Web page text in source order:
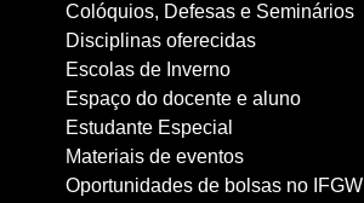
Colóquios, Defesas e Seminários
Disciplinas oferecidas
Escolas de Inverno
Espaço do docente e aluno
Estudante Especial
Materiais de eventos
Oportunidades de bolsas no IFGW